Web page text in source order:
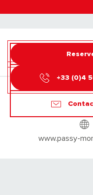
+33 (0)4
www.passy-